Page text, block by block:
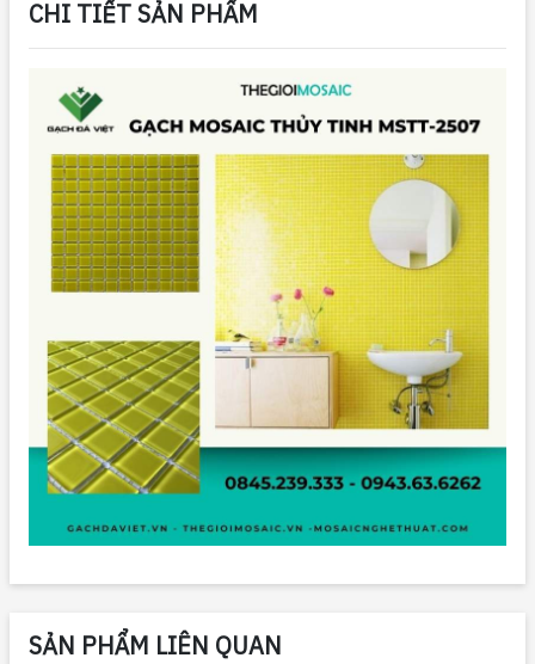
CHI TIẾT SẢN PHẨM
SẢN PHẨM LIÊN QUAN